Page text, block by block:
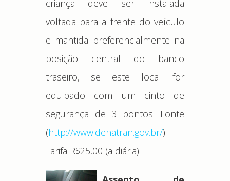
criança deve ser instalada
voltada para a frente do veículo
e mantida preferencialmente na
posição central do banco
traseiro, se este local for
equipado com um cinto de
segurança de 3 pontos. Fonte
(http://www.denatran.gov.br/) –
Tarifa R$25,00 (a diária).